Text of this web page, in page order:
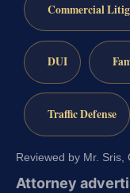
Commercial
DUI
Traffic Defense
Reviewed by Mr. Sris,
Attorney